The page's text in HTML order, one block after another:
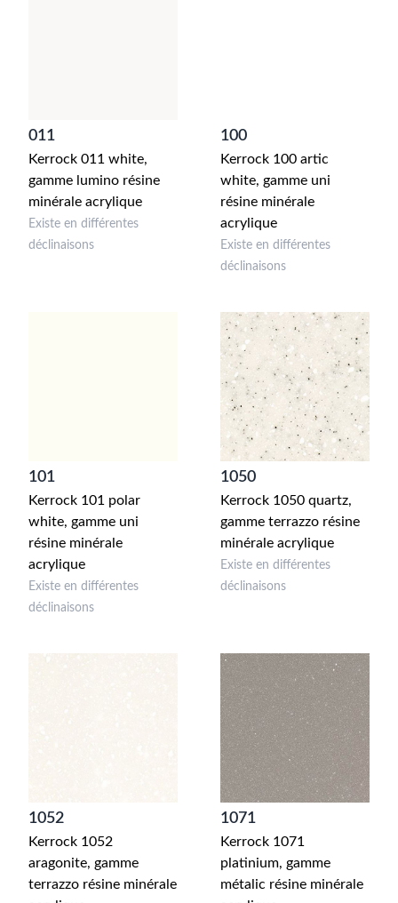
011
Kerrock 011 white,
gamme lumino résine
minérale acrylique
Existe en différentes
déclinaisons
100
Kerrock 100 artic
white, gamme uni
résine minérale
acrylique
Existe en différentes
déclinaisons
101
Kerrock 101 polar
white, gamme uni
résine minérale
acrylique
Existe en différentes
déclinaisons
1050
Kerrock 1050 quartz,
gamme terrazzo résine
minérale acrylique
Existe en différentes
déclinaisons
1052
Kerrock 1052
aragonite, gamme
terrazzo résine minérale
1071
Kerrock 1071
platinium, gamme
métalic résine minérale